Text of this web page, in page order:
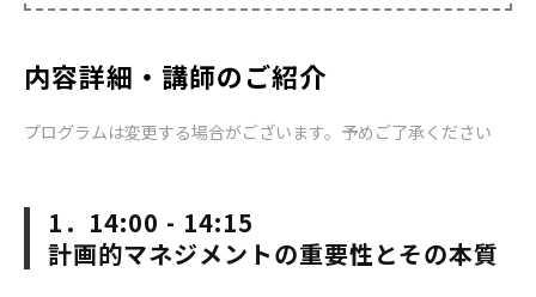
内容詳細・講師のご紹介
プログラムは変更する場合がございます。予めご了承ください
1．14:00 - 14:15
計画的マネジメントの重要性とその本質